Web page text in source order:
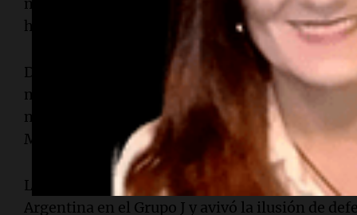
hermanos para alentar a
Messien este nuevo
Dentro del campo de juego, el capitán
memorable. Sus tres goles no solo aseguraron
nacional, sino que también lo posicionaron
Mundiales.
La contundente victoria frente a Argelia
Argentina en el Grupo J y avivó la ilusión de